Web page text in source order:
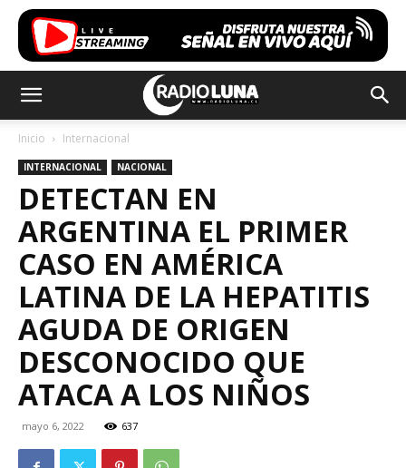
Inicio Internacional
INTERNACIONAL NACIONAL
DETECTAN EN
ARGENTINA EL PRIMER
CASO EN AMÉRICA
LATINA DE LA HEPATITIS
AGUDA DE ORIGEN
DESCONOCIDO QUE
ATACA A LOS NIÑOS
mayo 6, 2022 637